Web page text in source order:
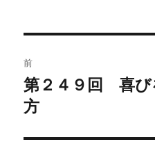
稿
ナ
ビ
前
過
去
投
第２４９回 喜び
方